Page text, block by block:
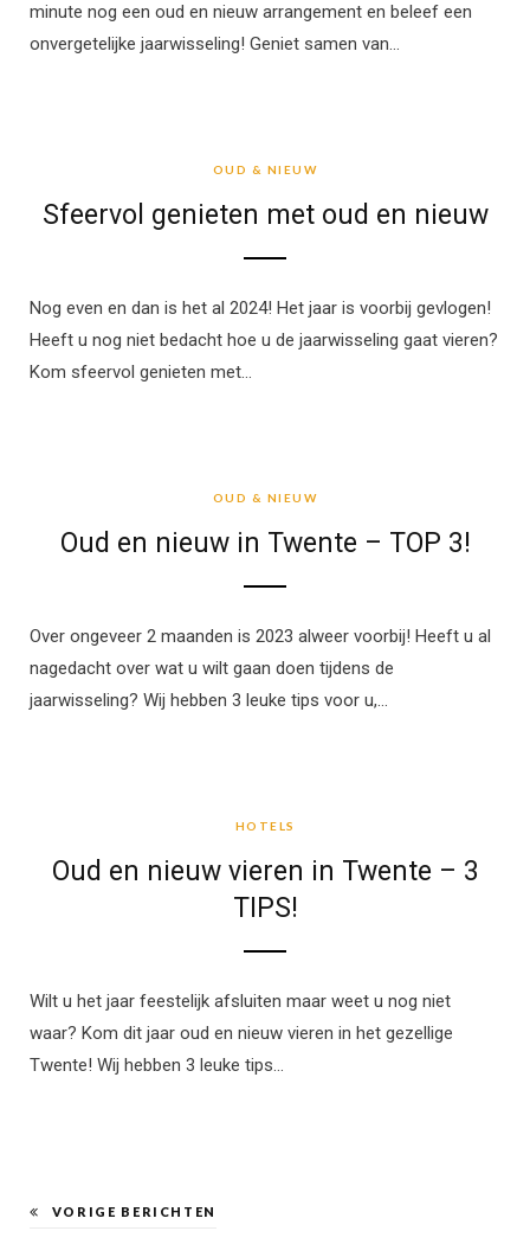
minute nog een oud en nieuw arrangement en beleef een
onvergetelijke jaarwisseling! Geniet samen van…
OUD & NIEUW
Sfeervol genieten met oud en nieuw
Nog even en dan is het al 2024! Het jaar is voorbij gevlogen!
Heeft u nog niet bedacht hoe u de jaarwisseling gaat vieren?
Kom sfeervol genieten met…
OUD & NIEUW
Oud en nieuw in Twente – TOP 3!
Over ongeveer 2 maanden is 2023 alweer voorbij! Heeft u al
nagedacht over wat u wilt gaan doen tijdens de
jaarwisseling? Wij hebben 3 leuke tips voor u,…
HOTELS
Oud en nieuw vieren in Twente – 3
TIPS!
Wilt u het jaar feestelijk afsluiten maar weet u nog niet
waar? Kom dit jaar oud en nieuw vieren in het gezellige
Twente! Wij hebben 3 leuke tips…
VORIGE BERICHTEN